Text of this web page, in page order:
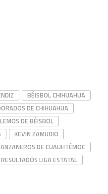
BÉISBOL CHIHUAHUA
DE CHIHUAHUA
DE BÉISBOL
KEVIN ZAMUDIO
DE CUAUHTÉMOC
RESULTADOS LIGA ESTATAL